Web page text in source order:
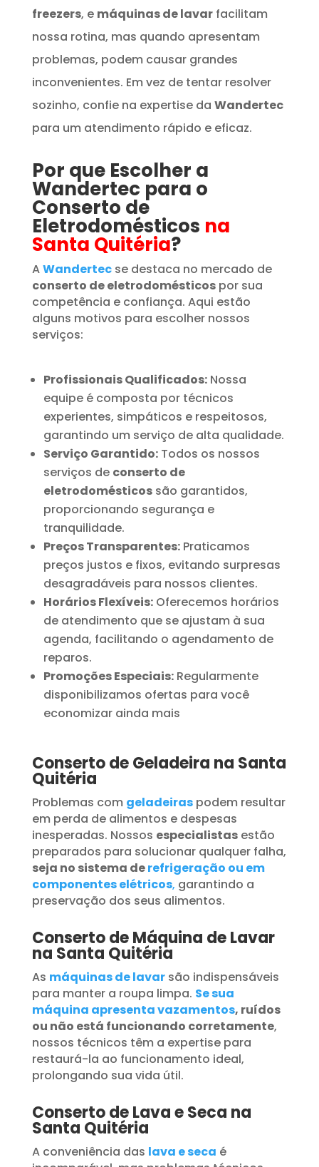
freezers, e máquinas de lavarfacilitam
nossa rotina, mas quando apresentam
problemas, podem causar grandes
inconvenientes. Em vez de tentar resolver
sozinho, confie na expertise da Wandertec
para um atendimento rápido e eficaz.
Por que Escolher a
Wandertec para o
Conserto de
Eletrodomésticos na
Santa Quitéria?
AWandertecse destaca no mercado de
conserto de eletrodomésticospor sua
competência e confiança. Aqui estão
alguns motivos para escolher nossos
serviços:
Profissionais Qualificados:Nossa
equipe é composta por técnicos
experientes, simpáticos e respeitosos,
garantindo um serviço de alta qualidade.
Serviço Garantido:Todos os nossos
serviços de conserto de
eletrodomésticossão garantidos,
proporcionando segurança e
tranquilidade.
Preços Transparentes:Praticamos
preços justos e fixos, evitando surpresas
desagradáveis para nossos clientes.
Horários Flexíveis:Oferecemos horários
de atendimento que se ajustam à sua
agenda, facilitando o agendamento de
reparos.
Promoções Especiais:Regularmente
disponibilizamos ofertas para você
economizar ainda mais
Conserto de Geladeira na Santa
Quitéria
Problemas com geladeiraspodem resultar
em perda de alimentos e despesas
inesperadas. Nossos especialistasestão
preparados para solucionar qualquer falha,
seja no sistema derefrigeração ou em
componentes elétricos, garantindo a
preservação dos seus alimentos.
Conserto de Máquina de Lavar
na Santa Quitéria
As máquinas de lavar são indispensáveis
para manter a roupa limpa. Se sua
máquina apresenta vazamentos, ruídos
ou não está funcionando corretamente,
nossos técnicos têm a expertise para
restaurá-la ao funcionamento ideal,
prolongando sua vida útil.
Conserto de Lava e Seca na
Santa Quitéria
A conveniência das lava e seca é